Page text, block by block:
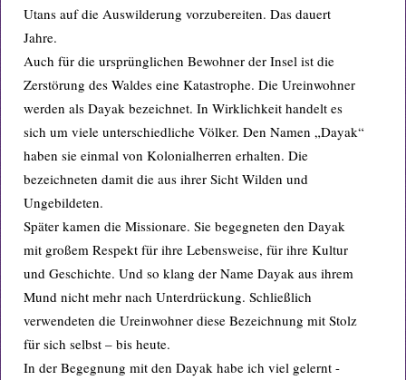
Utans auf die Auswilderung vorzubereiten. Das dauert
Jahre.
Auch für die ursprünglichen Bewohner der Insel ist die
Zerstörung des Waldes eine Katastrophe. Die Ureinwohner
werden als Dayak bezeichnet. In Wirklichkeit handelt es
sich um viele unterschiedliche Völker. Den Namen „Dayak“
haben sie einmal von Kolonialherren erhalten. Die
bezeichneten damit die aus ihrer Sicht Wilden und
Ungebildeten.
Später kamen die Missionare. Sie begegneten den Dayak
mit großem Respekt für ihre Lebensweise, für ihre Kultur
und Geschichte. Und so klang der Name Dayak aus ihrem
Mund nicht mehr nach Unterdrückung. Schließlich
verwendeten die Ureinwohner diese Bezeichnung mit Stolz
für sich selbst – bis heute.
In der Begegnung mit den Dayak habe ich viel gelernt -